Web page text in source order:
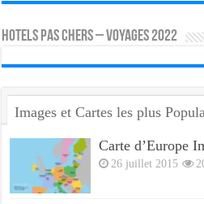
HOTELS PAS CHERS – VOYAGES 2022
Images et Cartes les plus
Carte d’Europe
26 juillet 2015